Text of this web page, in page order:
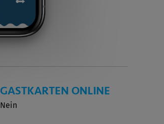
GASTKARTEN ONLINE
Nein